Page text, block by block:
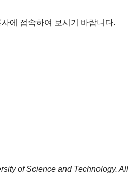
에 접속하여 보시기 바랍니다.
of Science and Technology. All